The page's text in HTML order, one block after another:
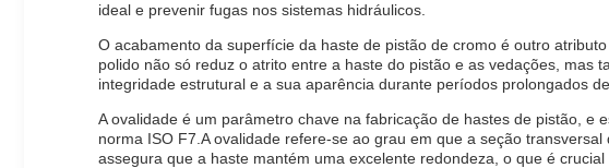
ideal e prevenir fugas nos sistemas hidráulicos.
O acabamento da superfície da haste de pistão de cromo é outro
polido não só reduz o atrito entre a haste do pistão e as vedações,
integridade estrutural e a sua aparência durante períodos prolongados
A ovalidade é um parâmetro chave na fabricação de hastes de pistão,
norma ISO F7.A ovalidade refere-se ao grau em que a seção
assegura que a haste mantém uma excelente redondeza, o que é